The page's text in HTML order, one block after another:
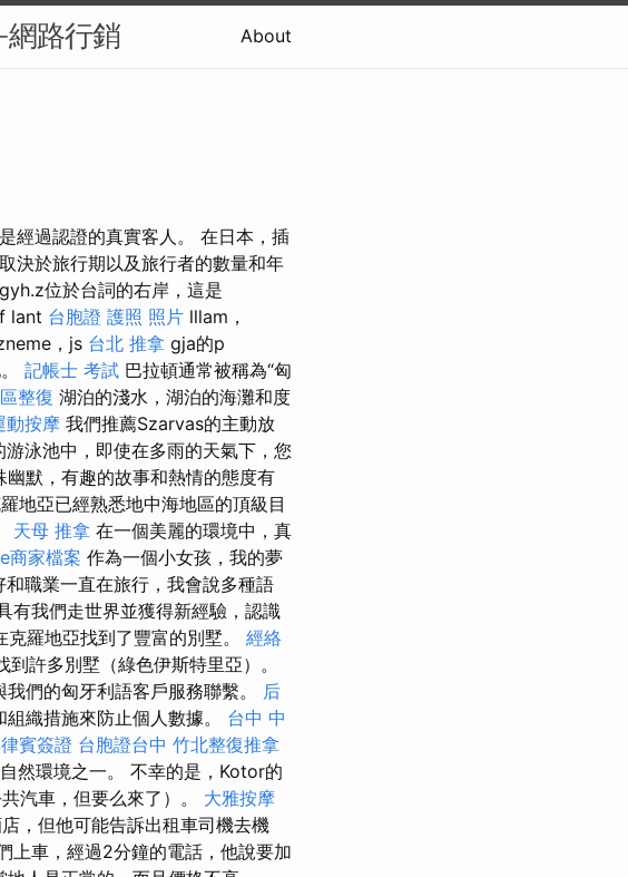
網路行銷 About
經過認證的真實客人。 在日本，插
決於旅行期以及旅行者的數量和年
位於台詞的右岸，這是
f lant 台胞證 護照 照片 lllam，
，js 台北 推拿 gja的p
記帳士 考試 巴拉頓通常被稱為“匈
整復 湖泊的淺水，湖泊的海灘和度
動按摩 我們推薦Szarvas的主動放
游泳池中，即使在多雨的天氣下，您
默，有趣的故事和熱情的態度有
地亞已經熟悉地中海地區的頂級目
天母 推拿 在一個美麗的環境中，真
商家檔案 作為一個小女孩，我的夢
職業一直在旅行，我會說多種語
有我們走世界並獲得新經驗，認識
羅地亞找到了豐富的別墅。 經絡
許多別墅（綠色伊斯特里亞）。
們的匈牙利語客戶服務聯繫。 后
織措施來防止個人數據。 台中 中
賓簽證 台胞證台中 竹北整復推拿
然環境之一。 不幸的是，Kotor的
汽車，但要么來了）。 大雅按摩
，但他可能告訴出租車司機去機
上車，經過2分鐘的電話，他說要加